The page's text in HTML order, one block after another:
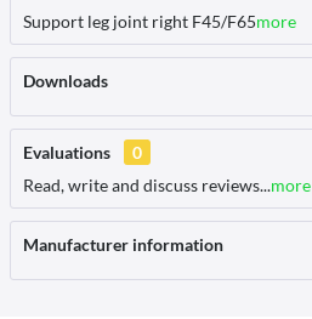
Support leg joint right F45/F65more
Downloads
Evaluations
0
Read, write and discuss reviews...more
Manufacturer information